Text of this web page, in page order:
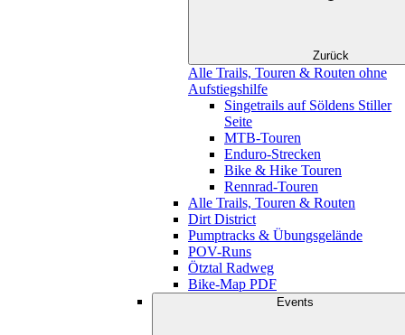
Zurück
Alle Trails, Touren & Routen ohne
Aufstiegshilfe
Singetrails auf Söldens Stiller
Seite
MTB-Touren
Enduro-Strecken
Bike & Hike Touren
Rennrad-Touren
Alle Trails, Touren & Routen
Dirt District
Pumptracks & Übungsgelände
POV-Runs
Ötztal Radweg
Bike-Map PDF
Events